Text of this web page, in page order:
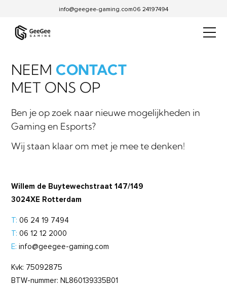
info@geegee-gaming.com06 24197494
NEEM CONTACT
MET ONS OP
Ben je op zoek naar nieuwe mogelijkheden in
Gaming en Esports?
Wij staan klaar om met je mee te denken!
Willem de Buytewechstraat 147/149
3024XE Rotterdam
T: 06 24 19 7494
T: 06 12 12 2000
E: info@geegee-gaming.com
Kvk: 75092875
BTW-nummer: NL860139335B01